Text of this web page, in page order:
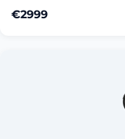
€2999